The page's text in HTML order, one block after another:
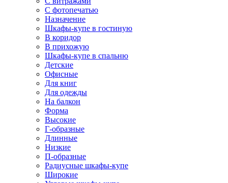
С фотопечатью
Назначение
Шкафы-купе в гостиную
В коридор
В прихожую
Шкафы-купе в спальню
Детские
Офисные
Для книг
Для одежды
На балкон
Форма
Высокие
Г-образные
Длинные
Низкие
П-образные
Радиусные шкафы-купе
Широкие